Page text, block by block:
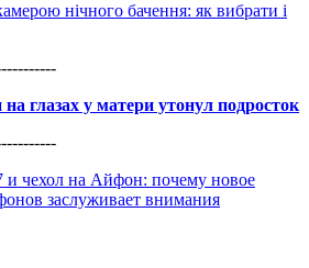
нічного бачення: як вибрати і
глазах у матери утонул подросток
чехол на Айфон: почему новое
заслуживает внимания